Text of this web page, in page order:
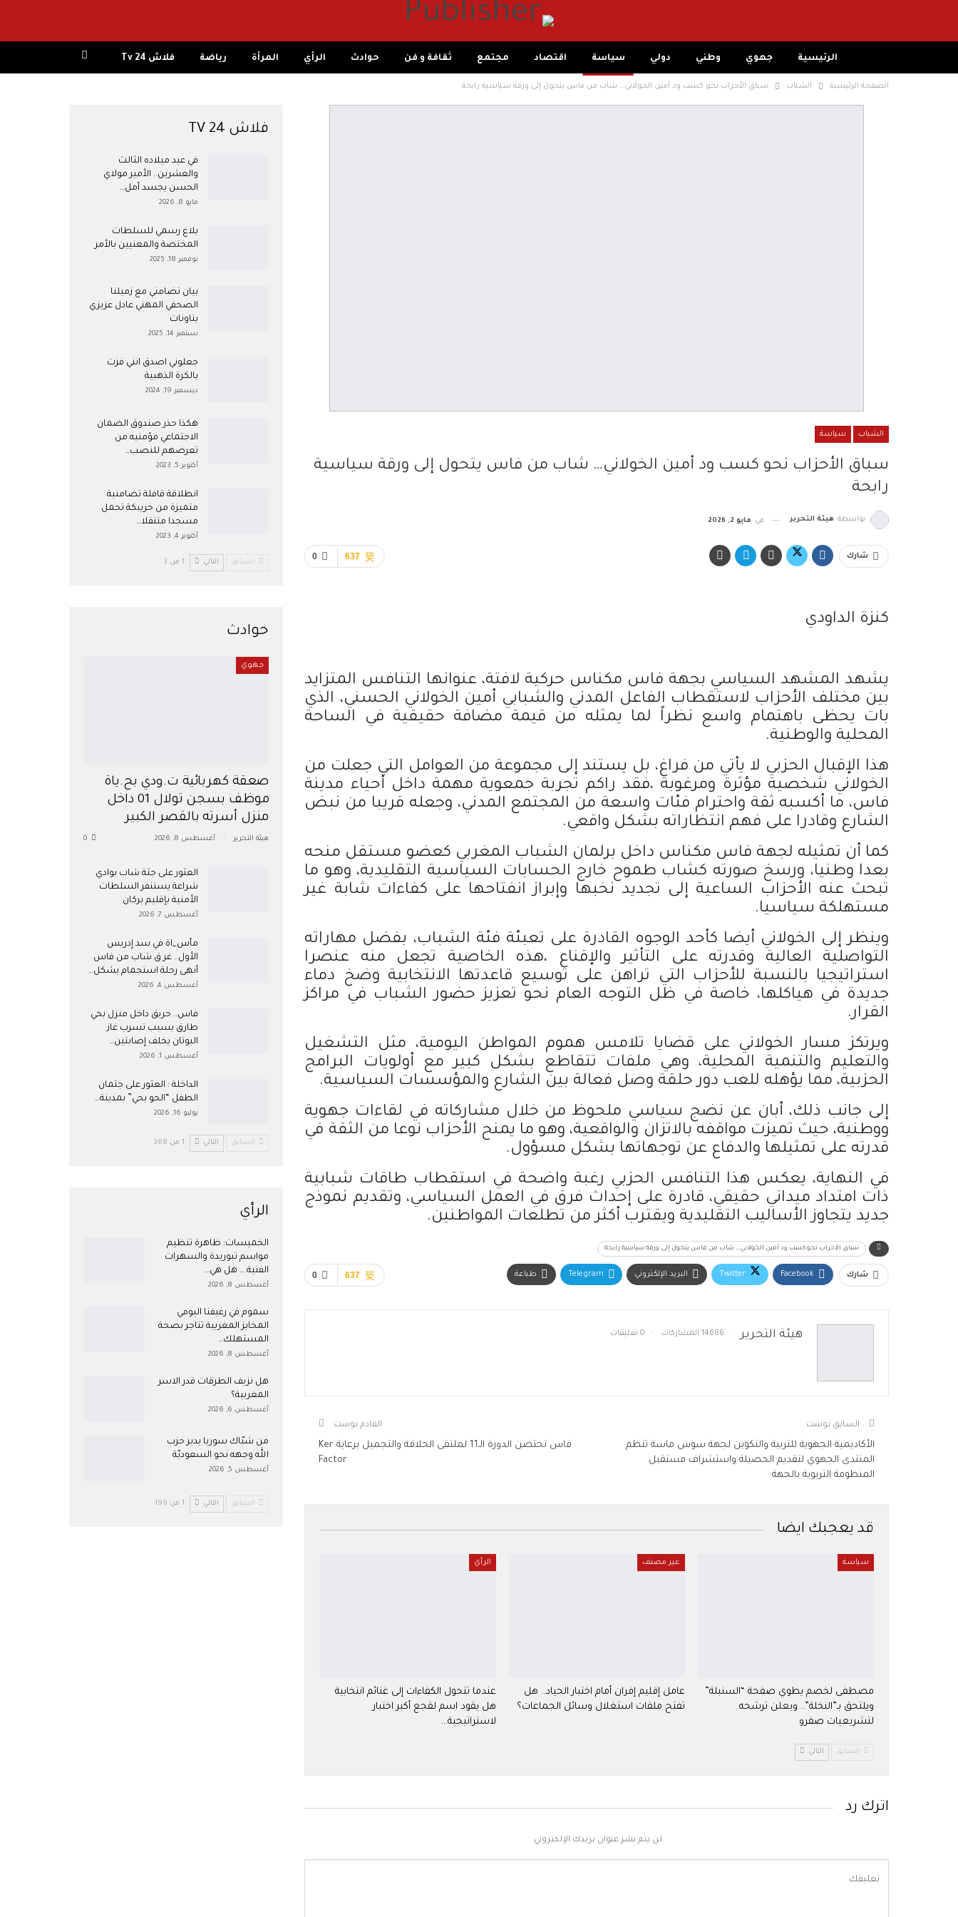
الرئيسية جهوي وطني دولي سياسة اقتصاد مجتمع ثقافة و فن حوادث الرأي المرأة رياضة فلاش 24 Tv
الصفحة الرئيسية الشباب سباق الأحزاب نحو كسب ود أمين الخولاني… شاب من فاس يتحول إلى ورقة سياسية رابحة
الشباب سياسة
سباق الأحزاب نحو كسب ود أمين الخولاني… شاب من فاس يتحول إلى ورقة سياسية
رابحة
بواسطة هيئة التحرير في مايو 2, 2026
0 637 شارك
كنزة الداودي
يشهد المشهد السياسي بجهة فاس مكناس حركية لافتة، عنوانها التنافس المتزايد
بين مختلف الأحزاب لاستقطاب الفاعل المدني والشبابي أمين الخولاني الحسني، الذي
بات يحظى باهتمام واسع نظراً لما يمثله من قيمة مضافة حقيقية في الساحة
المحلية والوطنية.
هذا الإقبال الحزبي لا يأتي من فراغ، بل يستند إلى مجموعة من العوامل التي جعلت من
الخولاني شخصية مؤثرة ومرغوبة ،فقد راكم تجربة جمعوية مهمة داخل أحياء مدينة
فاس، ما أكسبه ثقة واحترام فئات واسعة من المجتمع المدني، وجعله قريبا من نبض
الشارع وقادرا على فهم انتظاراته بشكل واقعي.
كما أن تمثيله لجهة فاس مكناس داخل برلمان الشباب المغربي كعضو مستقل منحه
بعدا وطنيا، ورسخ صورته كشاب طموح خارج الحسابات السياسية التقليدية، وهو ما
تبحث عنه الأحزاب الساعية إلى تجديد نخبها وإبراز انفتاحها على كفاءات شابة غير
مستهلكة سياسيا.
وينظر إلى الخولاني أيضا كأحد الوجوه القادرة على تعبئة فئة الشباب، بفضل مهاراته
التواصلية العالية وقدرته على التأثير والإقناع ،هذه الخاصية تجعل منه عنصرا
استراتيجيا بالنسبة للأحزاب التي تراهن على توسيع قاعدتها الانتخابية وضخ دماء
جديدة في هياكلها، خاصة في ظل التوجه العام نحو تعزيز حضور الشباب في مراكز
القرار.
ويرتكز مسار الخولاني على قضايا تلامس هموم المواطن اليومية، مثل التشغيل
والتعليم والتنمية المحلية، وهي ملفات تتقاطع بشكل كبير مع أولويات البرامج
الحزبية، مما يؤهله للعب دور حلقة وصل فعالة بين الشارع والمؤسسات السياسية.
إلى جانب ذلك، أبان عن نضج سياسي ملحوظ من خلال مشاركاته في لقاءات جهوية
ووطنية، حيث تميزت مواقفه بالاتزان والواقعية، وهو ما يمنح الأحزاب نوعا من الثقة في
قدرته على تمثيلها والدفاع عن توجهاتها بشكل مسؤول.
في النهاية، يعكس هذا التنافس الحزبي رغبة واضحة في استقطاب طاقات شبابية
ذات امتداد ميداني حقيقي، قادرة على إحداث فرق في العمل السياسي، وتقديم نموذج
جديد يتجاوز الأساليب التقليدية ويقترب أكثر من تطلعات المواطنين.
سباق الأحزاب نحو كسب ود أمين الخولاني… شاب من فاس يتحول إلى ورقة سياسية رابحة
0 637 شارك Facebook
Twitter البريد الإلكتروني Telegram طباعة
هيئة التحرير 14686 المشاركات 0 تعليقات
السابق بوست
الأكاديمية الجهوية للتربية والتكوين لجهة سوس ماسة تنظم
المنتدى الجهوي لتقديم الحصيلة واستشراف مستقبل
المنظومة التربوية بالجهة
القادم بوست
فاس تحتضن الدورة الـ11 لملتقى الحلاقة والتجميل برعاية Ker
Factor
قد يعجبك ايضا
سياسة
مصطفى لخصم يطوي صفحة “السنبلة”
ويلتحق بـ”النخلة”.. ويعلن ترشحه
لتشريعيات صفرو
غير مصنف
عامل إقليم إفران أمام اختبار الحياد.. هل
تفتح ملفات استغلال وسائل الجماعات؟
الرأي
عندما تتحول الكفاءات إلى غنائم انتخابية
هل يقود اسم لقجع أكبر اختبار
لاستراتيجية…
السابق التالي
اترك رد
لن يتم نشر عنوان بريدك الإلكتروني.
فلاش 24 TV
في عيد ميلاده الثالث
والعشرين.. الأمير مولاي
الحسن يجسد أمل…
مايو 8, 2026
بلاغ رسمي للسلطات
المختصة والمعنيين بالأمر
نوفمبر 18, 2025
بيان تضامني مع زميلنا
الصحفي المهني عادل عزيزي
بتاونات
سبتمبر 14, 2025
جعلوني اصدق انني فزت
بالكرة الذهبية
ديسمبر 19, 2024
هكذا حذر صندوق الضمان
الاجتماعي مؤمنيه من
تعرضهم للنصب…
أكتوبر 5, 2023
انطلاقة قافلة تضامنية
متميزة من خريبكة تحمل
مسجدا متنقلا…
أكتوبر 4, 2023
السابق التالي 1 من 3
حوادث
جهوي
صعقة كهربائية ت.ودي بح.ياة
موظف بسجن تولال 01 داخل
منزل أسرته بالقصر الكبير
هيئة التحرير أغسطس 8, 2026
العثور على جثة شاب بوادي
شراعة يستنفر السلطات
الأمنية بإقليم بركان
أغسطس 7, 2026
مأس_اة في سد إدريس
الأول.. غر ق شاب من فاس
أنهى رحلة استجمام بشكل…
أغسطس 4, 2026
فاس.. حريق داخل منزل بحي
طارق بسبب تسرب غاز
البوتان يخلف إصابتين…
أغسطس 1, 2026
​الداخلة : العثور على جثمان
الطفل “الحو بحي” بمدينة…
يوليو 16, 2026
السابق التالي 1 من 368
الرأي
الخميسات: ظاهرة تنظيم
مواسم تبوريدة والسهرات
الفنية … هل هي…
أغسطس 8, 2026
سموم في رغيفنا اليومي
المخابز المغربية تتاجر بصحة
المستهلك…
أغسطس 8, 2026
هل نزيف الطرقات قدر الاسر
المغربية؟
أغسطس 6, 2026
من شبّاك سوريا يدير حزب
الله وجهه نحو السعوديّة
أغسطس 5, 2026
السابق التالي 1 من 199